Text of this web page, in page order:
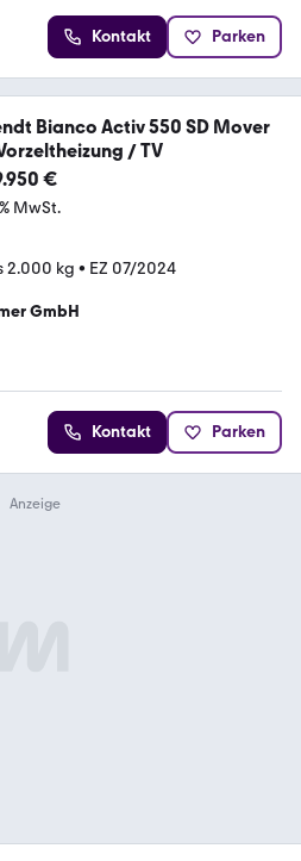
Kontakt Parken
Bianco Activ 550 SD Mover
/ TV
€
MwSt.
2.000 kg • EZ 07/2024
GmbH
Kontakt Parken